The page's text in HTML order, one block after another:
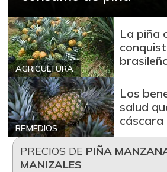
AGRICULTURA
La piña
REMEDIOS
Los
salud
cáscara
PRECIOS DE PIÑA
MANIZALES